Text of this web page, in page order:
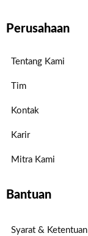
Perusahaan
Tentang Kami
Tim
Kontak
Karir
Mitra Kami
Bantuan
Syarat & Ketentuan